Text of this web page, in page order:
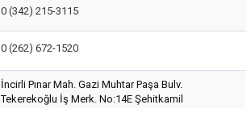
0 (342) 215-3115
0 (262) 672-1520
İncirli Pınar Mah. Gazi Muhtar Paşa Bulv.
Tekerekoğlu İş Merk. No:14E Şehitkamil